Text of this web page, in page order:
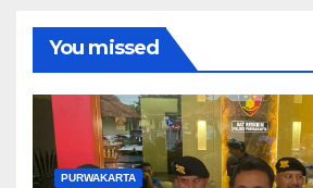
You missed
PURWAKARTA